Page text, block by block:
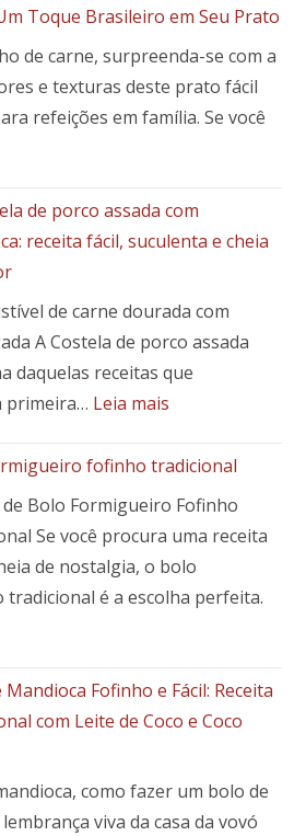
Toque Brasileiro em Seu Prato
de carne, surpreenda-se com a
e texturas deste prato fácil
refeições em família. Se você
de
Toque
Brasileiro
de porco assada com
receita fácil, suculenta e cheia
de carne dourada com
A Costela de porco assada
daquelas receitas que
primeira… Leia mais
Costela
porco
assada
com
mandioca:
e
cheia
sabor
fofinho tradicional
de Bolo Formigueiro Fofinho
Se você procura uma receita
de nostalgia, o bolo
é a escolha perfeita.
Mandioca Fofinho e Fácil: Receita
com Leite de Coco e Coco
como fazer um bolo de
viva da casa da vovó